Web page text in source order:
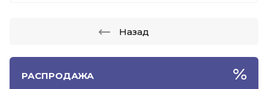
РАСПРОДАЖА
Назад